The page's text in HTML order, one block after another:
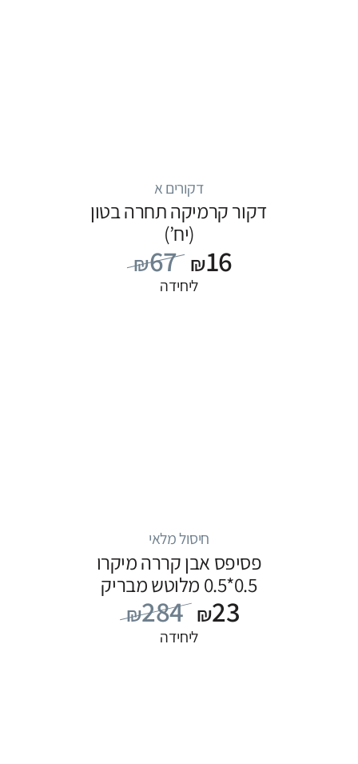
דקורים א
דקור קרמיקה תחרה בטון
(יח’)
₪67 ₪16
ליחידה
חיסול מלאי
פסיפס אבן קררה מיקרו
0.5*0.5 מלוטש מבריק
₪284 ₪23
ליחידה